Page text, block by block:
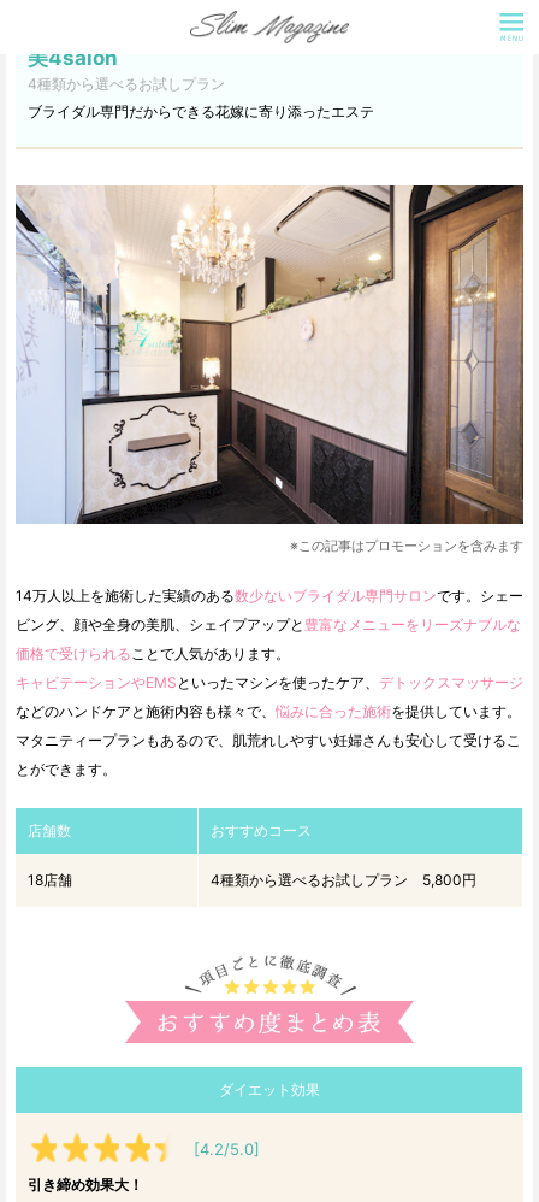
美4salon
4種類から選べるお試しプラン
ブライダル専門だからできる花嫁に寄り添ったエステ
※この記事はプロモーションを含みます
14万人以上を施術した実績のある数少ないブライダル専門サロンです。シェー
ビング、顔や全身の美肌、シェイプアップと 豊富なメニューをリーズナブルな
価格で受けられることで人気があります。
キャビテーションやEMS といったマシンを使ったケア、 デトックスマッサージ
などのハンドケアと施術内容も様々で、 悩みに合った施術を提供しています。
マタニティープランもあるので、肌荒れしやすい妊婦さんも安心して受けるこ
とができます。
店舗数 おすすめコース
18店舗 4種類から選べるお試しプラン 5,800円
ダイエット効果
[4.2/5.0]
引き締め効果大！